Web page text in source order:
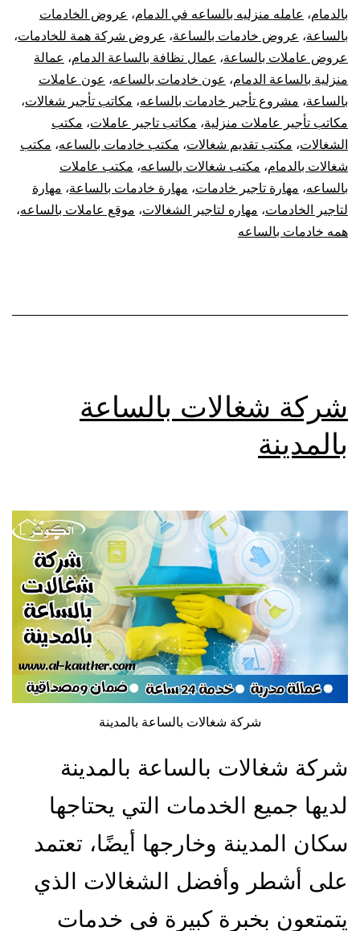
بالدمام، عامله منزليه بالساعه في الدمام، عروض الخادمات
بالساعة، عروض خادمات بالساعة، عروض شركة همة للخادمات،
عروض عاملات بالساعة، عمال نظافة بالساعة الدمام، عمالة
منزلية بالساعة الدمام، عون خادمات بالساعه، عون عاملات
بالساعة، مشروع تأجير خادمات بالساعه، مكاتب تأجير شغالات،
مكاتب تأجير عاملات منزلية، مكاتب تاجير عاملات، مكتب
الشغالات، مكتب تقديم شغالات، مكتب خادمات بالساعه، مكتب
شغالات بالدمام، مكتب شغالات بالساعه، مكتب عاملات
بالساعه، مهارة تاجير خادمات، مهارة خادمات بالساعة، مهارة
لتاجير الخادمات، مهاره لتاجير الشغالات، موقع عاملات بالساعه،
همه خادمات بالساعه
شركة شغالات بالساعة
بالمدينة
شركة شغالات بالساعة بالمدينة
شركة شغالات بالساعة بالمدينة
لديها جميع الخدمات التي يحتاجها
سكان المدينة وخارجها أيضًا، تعتمد
على أشطر وأفضل الشغالات الذي
يتمتعون بخبرة كبيرة في خدمات